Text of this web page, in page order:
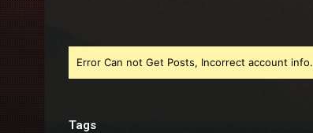
Error Can not Get Posts, Incorrect account info.
Tags